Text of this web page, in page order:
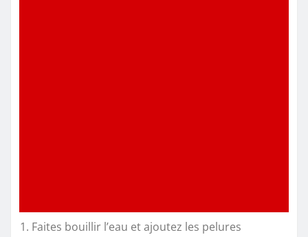
Faites bouillir l’eau et ajoutez les pelures